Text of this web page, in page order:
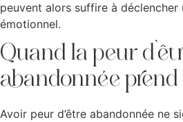
peuvent alors suffire à déclencher
émotionnel.
Quand la peur
abandonnée
Avoir peur d’être abandonnée ne